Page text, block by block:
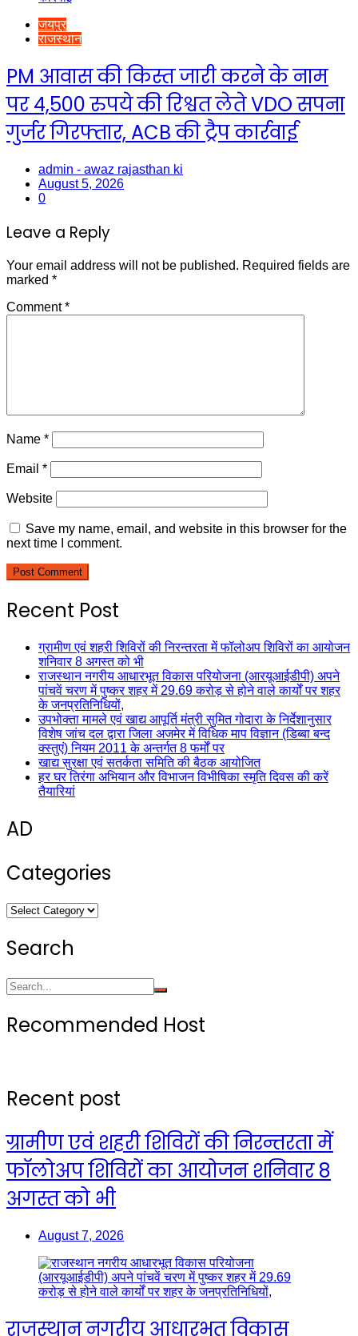
जयपुर
राजस्थान
PM आवास की किस्त जारी करने के नाम
पर 4,500 रुपये की रिश्वत लेते VDO सपना
गुर्जर गिरफ्तार, ACB की ट्रैप कार्रवाई
admin - awaz rajasthan ki
August 5, 2026
0
Leave a Reply
Your email address will not be published. Required fields are
marked *
Comment*
Name *
Email *
Website
Save my name, email, and website in this browser for the
next time I comment.
Recent Post
ग्रामीण एवं शहरी शिविरों की निरन्तरता में फॉलोअप शिविरों का आयोजन
शनिवार 8 अगस्त को भी
राजस्थान नगरीय आधारभूत विकास परियोजना (आरयूआईडीपी) अपने
पांचवें चरण में पुष्कर शहर में 29.69 करोड़ से होने वाले कार्यों पर शहर
के जनप्रतिनिधियों,
उपभोक्ता मामले एवं खाद्य आपूर्ति मंत्री सुमित गोदारा के निर्देशानुसार
विशेष जांच दल द्वारा जिला अजमेर में विधिक माप विज्ञान (डिब्बा बन्द
क्स्तुएं) नियम 2011 के अन्तर्गत 8 फर्मों पर
खाद्य सुरक्षा एवं सतर्कता समिति की बैठक आयोजित
हर घर तिरंगा अभियान और विभाजन विभीषिका स्मृति दिवस की करें
तैयारियां
AD
Categories
Categories
Search
Recommended Host
Recent post
ग्रामीण एवं शहरी शिविरों की निरन्तरता में
फॉलोअप शिविरों का आयोजन शनिवार 8
अगस्त को भी
August 7, 2026
राजस्थान नगरीय आधारभूत विकास